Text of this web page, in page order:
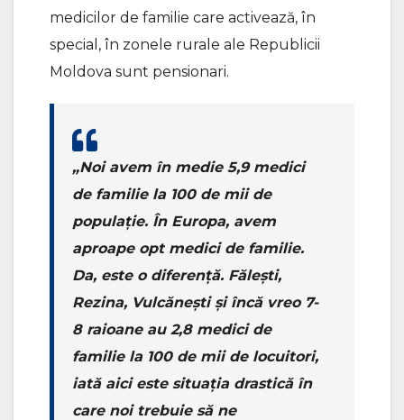
medicilor de familie care activează, în
special, în zonele rurale ale Republicii
Moldova sunt pensionari.
„Noi avem în medie 5,9 medici
de familie la 100 de mii de
populație. În Europa, avem
aproape opt medici de familie.
Da, este o diferență. Fălești,
Rezina, Vulcănești și încă vreo 7-
8 raioane au 2,8 medici de
familie la 100 de mii de locuitori,
iată aici este situația drastică în
care noi trebuie să ne